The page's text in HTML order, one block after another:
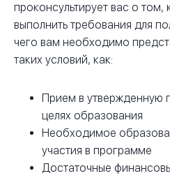
проконсультирует вас о том,
выполнить требования для
чего вам необходимо
таких условий, как:
Прием в утвержденную
целях образования
Необходимое
участия в программе
Достаточные